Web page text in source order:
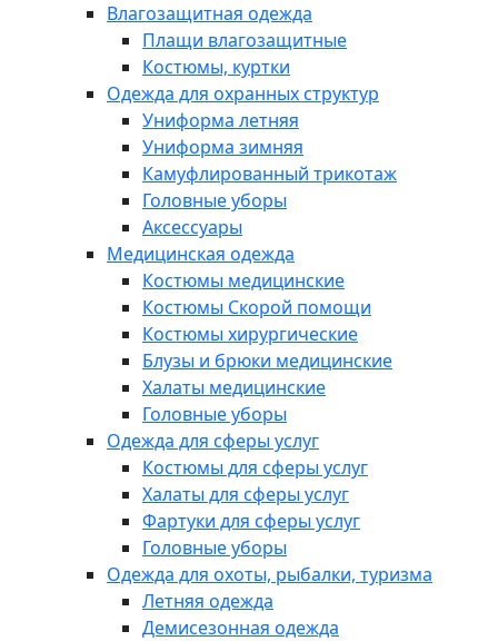
Влагозащитная одежда
Плащи влагозащитные
Костюмы, куртки
Одежда для охранных структур
Униформа летняя
Униформа зимняя
Камуфлированный трикотаж
Головные уборы
Аксессуары
Медицинская одежда
Костюмы медицинские
Костюмы Скорой помощи
Костюмы хирургические
Блузы и брюки медицинские
Халаты медицинские
Головные уборы
Одежда для сферы услуг
Костюмы для сферы услуг
Халаты для сферы услуг
Фартуки для сферы услуг
Головные уборы
Одежда для охоты, рыбалки, туризма
Летняя одежда
Демисезонная одежда